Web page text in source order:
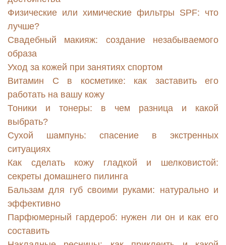
Физические или химические фильтры SPF: что
лучше?
Свадебный макияж: создание незабываемого
образа
Уход за кожей при занятиях спортом
Витамин С в косметике: как заставить его
работать на вашу кожу
Тоники и тонеры: в чем разница и какой
выбрать?
Сухой шампунь: спасение в экстренных
ситуациях
Как сделать кожу гладкой и шелковистой:
секреты домашнего пилинга
Бальзам для губ своими руками: натурально и
эффективно
Парфюмерный гардероб: нужен ли он и как его
составить